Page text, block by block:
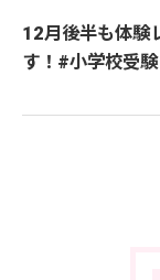
12月後半も体験
す！#小学校受